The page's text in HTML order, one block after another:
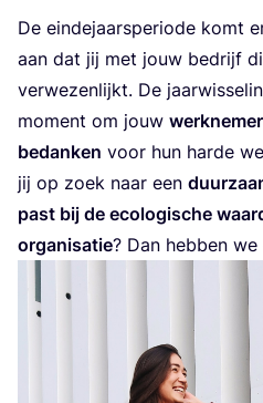
De ein­de­jaars­pe­ri­o­de komt
aan dat jij met jouw bedrijf
ver­we­zen­lijkt. De
moment om jouw
bedan­ken voor hun har­de
jij op zoek naar een
past bij de eco­lo­gi­sche
orga­ni­sa­tie? Dan heb­ben